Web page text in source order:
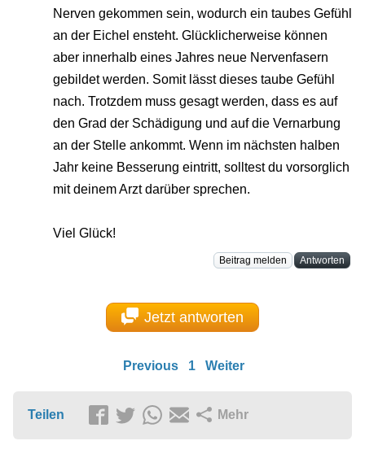
Nerven gekommen sein, wodurch ein taubes Gefühl
an der Eichel ensteht. Glücklicherweise können
aber innerhalb eines Jahres neue Nervenfasern
gebildet werden. Somit lässt dieses taube Gefühl
nach. Trotzdem muss gesagt werden, dass es auf
den Grad der Schädigung und auf die Vernarbung
an der Stelle ankommt. Wenn im nächsten halben
Jahr keine Besserung eintritt, solltest du vorsorglich
mit deinem Arzt darüber sprechen.
Viel Glück!
Beitrag melden Antworten
Jetzt antworten
Previous 1 Weiter
Teilen Mehr